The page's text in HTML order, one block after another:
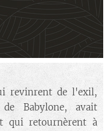
revinrent de l'exil,
Babylone, avait
qui retournèrent à